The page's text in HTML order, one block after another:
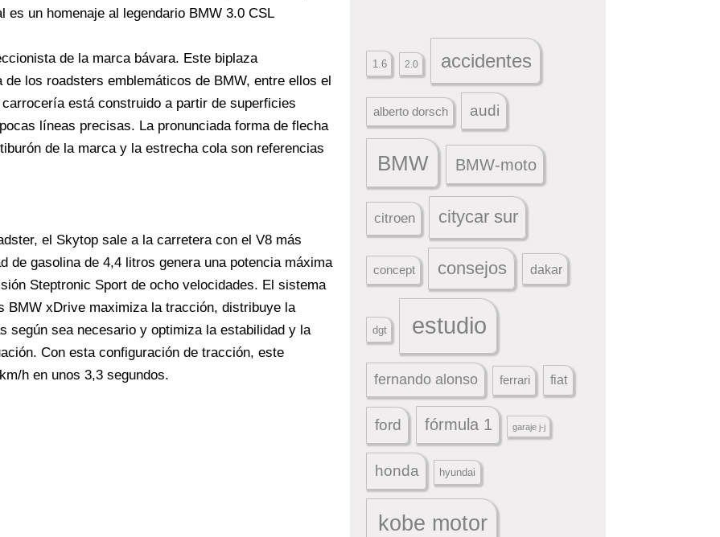
un homenaje al legendario BMW 3.0 CSL
de la marca bávara. Este biplaza
los roadsters emblemáticos de BMW, entre ellos el
está construido a partir de superficies
líneas precisas. La pronunciada forma de flecha
de la marca y la estrecha cola son referencias
el Skytop sale a la carretera con el V8 más
de gasolina de 4,4 litros genera una potencia máxima
Steptronic Sport de ocho velocidades. El sistema
BMW xDrive maximiza la tracción, distribuye la
según sea necesario y optimiza la estabilidad y la
Con esta configuración de tracción, este
h en unos 3,3 segundos.
1.6 2.0 accidentes
alberto dorsch audi
BMW BMW-moto
citroen citycar sur
concept consejos dakar
dgt estudio
fernando alonso ferrari fiat
ford fórmula 1 garaje j-j
honda hyundai
kobe motor